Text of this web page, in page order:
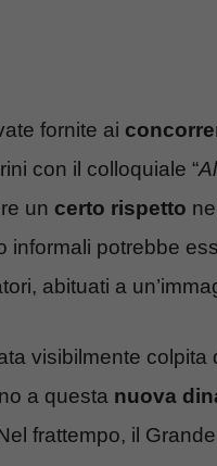
fornite ai
con il colloquiale “
un certo rispetto
informali potrebbe
abituati a
visibilmente colpita
a questa nuova
frattempo, il